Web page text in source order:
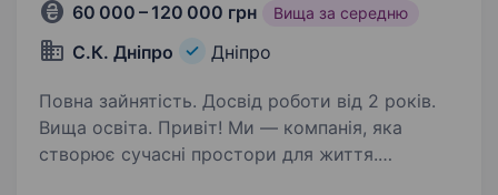
60 000 – 120 000 грн Вища за середню
С.К. Дніпро Дніпро
Повна зайнятість. Досвід роботи від 2 років.
Вища освіта. Привіт! Ми — компанія, яка
створює сучасні простори для життя.